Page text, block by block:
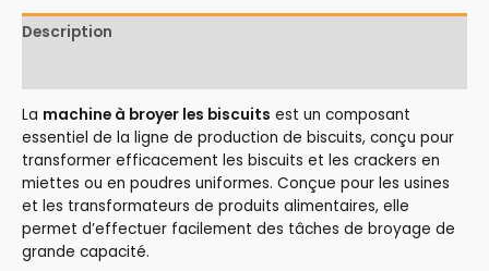
Description
La machine à broyer les biscuits est un composant
essentiel de la ligne de production de biscuits, conçu pour
transformer efficacement les biscuits et les crackers en
miettes ou en poudres uniformes. Conçue pour les usines
et les transformateurs de produits alimentaires, elle
permet d’effectuer facilement des tâches de broyage de
grande capacité.